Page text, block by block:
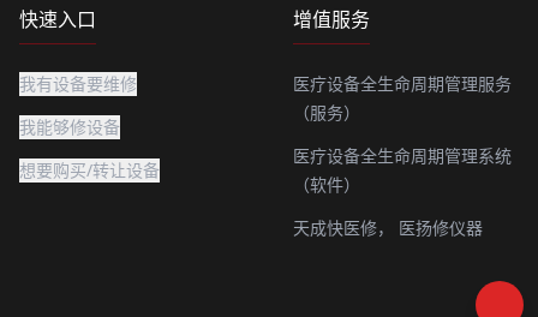
快速入口
我有设备要维修
我能够修设备
想要购买/转让设备
增值服务
医疗设备全生命周期管理服务
（服务）
医疗设备全生命周期管理系统
（软件）
天成快医修，
医扬修仪器